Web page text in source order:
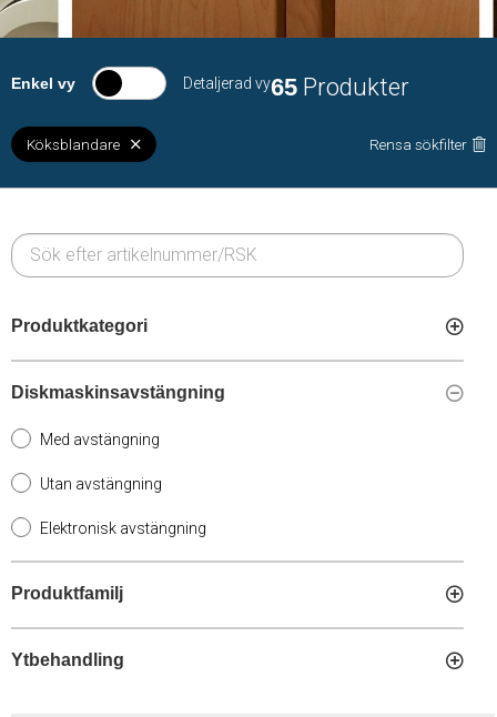
Enkel vy Detaljerad vy65 Produkter
Köksblandare Rensa sökfilter
Produktkategori
Diskmaskinsavstängning
Med avstängning
Utan avstängning
Elektronisk avstängning
Produktfamilj
Ytbehandling